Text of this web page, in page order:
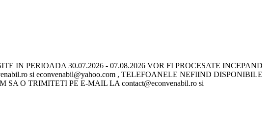
IN PERIOADA 30.07.2026 - 07.08.2026 VOR FI PROCESATE INCEPAND
si econvenabil@yahoo.com , TELEFOANELE NEFIIND DISPONIBILE
O TRIMITETI PE E-MAIL LA contact@econvenabil.ro si